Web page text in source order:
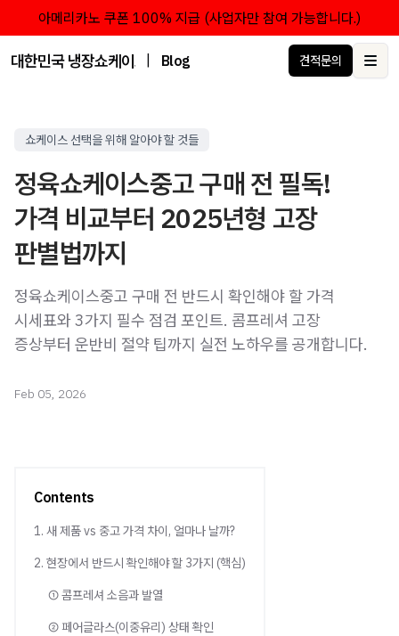
아메리카노 쿠폰 100% 지급 (사업자만 참여 가능합니다.)
대한민국 냉장쇼케이스 점유율 1위 브랜드 한성쇼케이스
Blog 견적문의
쇼케이스 선택을 위해 알아야 할 것들
정육쇼케이스중고 구매 전 필독!
가격 비교부터 2025년형 고장
판별법까지
정육쇼케이스중고 구매 전 반드시 확인해야 할 가격
시세표와 3가지 필수 점검 포인트. 콤프레셔 고장
증상부터 운반비 절약 팁까지 실전 노하우를 공개합니다.
Feb 05, 2026
Contents
1. 새 제품 vs 중고 가격 차이, 얼마나 날까?
2. 현장에서 반드시 확인해야 할 3가지 (핵심)
① 콤프레셔 소음과 발열
② 페어글라스(이중유리) 상태 확인